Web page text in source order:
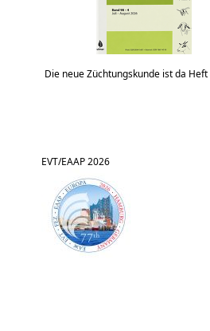
Die neue Züchtungskunde ist da
EVT/EAAP 2026